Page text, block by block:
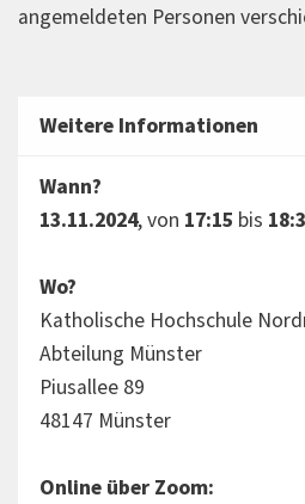
angemeldeten Personen
Weitere Informationen
Wann?
13.11.2024, von 17:15 bis
Wo?
Katholische Hochschule
Abteilung Münster
Piusallee 89
48147 Münster
Online über Zoom: